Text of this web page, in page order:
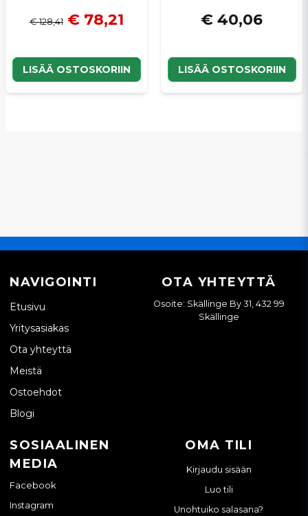
€ 128,41 € 78,21
LISÄÄ OSTOSKORIIN
€ 40,06
LISÄÄ OSTOSKORIIN
NAVIGOINTI
Etusivu
Yritysasiakas
Ota yhteyttä
Meistä
Ostoehdot
Blogi
OTA YHTEYTTÄ
Osoite: Skällinge By 31, 432 99
Skällinge
SOSIAALINEN
MEDIA
Facebook
Instagram
OMA TILI
Kirjaudu sisään
Luo tili
Unohtuiko salasana?